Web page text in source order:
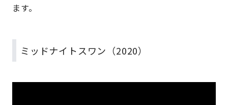
ます。
ミッドナイトスワン（2020）